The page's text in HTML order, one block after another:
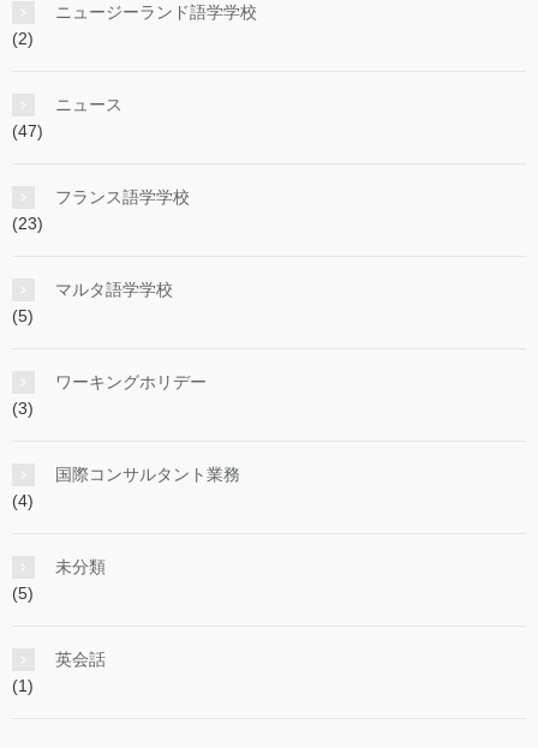
ニュージーランド語学学校
(2)
ニュース
(47)
フランス語学学校
(23)
マルタ語学学校
(5)
ワーキングホリデー
(3)
国際コンサルタント業務
(4)
未分類
(5)
英会話
(1)